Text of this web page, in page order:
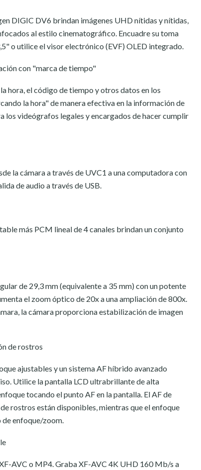
DIGIC DV6 brindan imágenes UHD nítidas y nítidas,
al estilo cinematográfico. Encuadre su toma
o utilice el visor electrónico (EVF) OLED integrado.
con "marca de tiempo"
hora, el código de tiempo y otros datos en los
la hora" de manera efectiva en la información de
los videógrafos legales y encargados de hacer cumplir
la cámara a través de UVC1 a una computadora con
de audio a través de USB.
más PCM lineal de 4 canales brindan un conjunto
de 29,3 mm (equivalente a 35 mm) con un potente
el zoom óptico de 20x a una ampliación de 800x.
la cámara proporciona estabilización de imagen
de rostros
ajustables y un sistema AF híbrido avanzado
Utilice la pantalla LCD ultrabrillante de alta
tocando el punto AF en la pantalla. El AF de
rostros están disponibles, mientras que el enfoque
de enfoque/zoom.
AVC o MP4. Graba XF-AVC 4K UHD 160 Mb/s a